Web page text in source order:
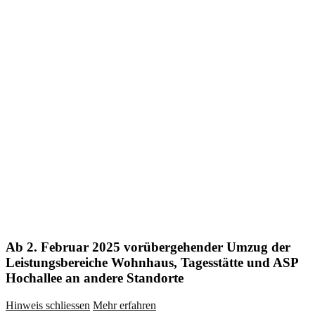
Ab 2. Februar 2025 vorübergehender Umzug der
Leistungsbereiche Wohnhaus, Tagesstätte und ASP
Hochallee an andere Standorte
Hinweis schliessen Mehr erfahren